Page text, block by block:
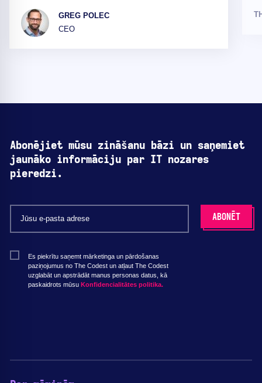
GREG POLEC
CEO
Abonējiet mūsu zināšanu bāzi un saņemiet
jaunāko informāciju par IT nozares
pieredzi.
Es piekrītu saņemt mārketinga un pārdošanas
paziņojumus no The Codest un atļaut The Codest
uzglabāt un apstrādāt manus personas datus, kā
paskaidrots mūsu Konfidencialitātes politika.